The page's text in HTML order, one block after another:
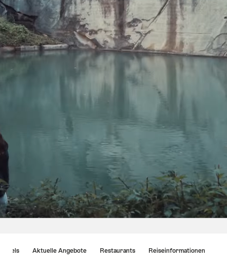
Hotels Aktuelle Angebote Restaurants Reiseinformationen